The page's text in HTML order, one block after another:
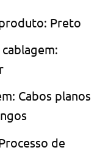
Preto
Cabos planos
de